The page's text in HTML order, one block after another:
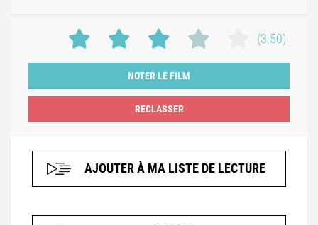
(3.50)
NOTER LE FILM
AJOUTER À MA LISTE DE LECTURE